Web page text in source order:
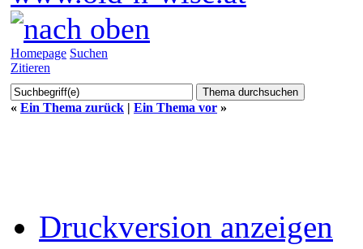
Homepage Suchen
Zitieren
« Ein Thema zurück | Ein Thema vor »
Druckversion anzeigen